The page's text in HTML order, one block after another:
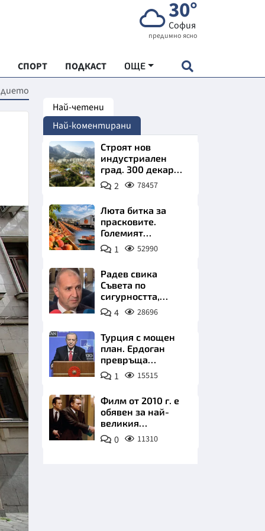
30°
София
предимно ясно
СПОРТ ПОДКАСТ ОЩЕ
"ЧУДЕСАТА НА БЪЛГАРИЯ"
ХРАНА
ИКОНОМИКА
Най-четени
Най-коментирани
Строят нов
индустриален
град. 300 декара
чакат златни
заводи
2 78457
Люта битка за
прасковите.
Големият
победител е
Турция
1 52990
Радев свика
Съвета по
сигурността,
следва ключово
изявление
4 28696
Турция с мощен
план. Ердоган
превръща
Джейхан в
петролно чудо
1 15515
Филм от 2010 г. е
обявен за най-
великия
психологически
трилър в
0 11310